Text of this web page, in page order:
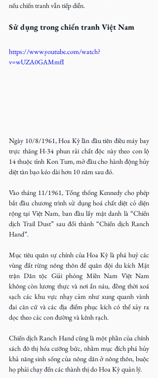
nếu chiến tranh vẫn tiếp diễn.
Sử dụng trong chiến tranh Việt Nam
https://www.youtube.com/watch?
v=wUZA0GAMmfI
Ngày 10/8/1961, Hoa Kỳ lần đầu tiên điều máy bay
trực thăng H-34 phun rải chất độc này theo con lộ
14 thuộc tỉnh Kon Tum, mở đầu cho hành động hủy
diệt tàn bạo kéo dài hơn 10 năm sau đó.
Vào tháng 11/1961, Tổng thống Kennedy cho phép
bắt đầu chương trình sử dụng hoá chất diệt cỏ diện
rộng tại Việt Nam, ban đầu lấy mật danh là “Chiến
dịch Trail Dust” sau đổi thành “Chiến dịch Ranch
Hand”.
Mục tiêu quân sự chính của Hoa Kỳ là phá huỷ các
vùng đất rừng nông thôn để quân đội du kích Mặt
trận Dân tộc Giải phóng Miền Nam Việt Nam
không còn lương thực và nơi ẩn náu, đồng thời xoá
sạch các khu vực nhạy cảm như xung quanh vành
đai căn cứ và các địa điểm phục kích có thể xảy ra
dọc theo các con đường và kênh rạch.
Chiến dịch Ranch Hand cũng là một phần của chính
sách đô thị hóa cưỡng bức, nhằm mục đích phá hủy
khả năng sinh sống của nông dân ở nông thôn, buộc
họ phải chạy đến các thành thị do Hoa Kỳ quản lý.